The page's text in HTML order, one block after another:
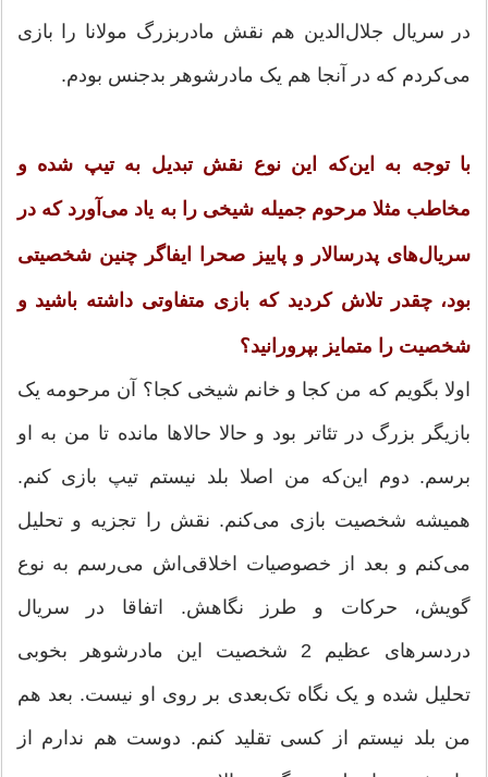
در سریال جلال‌الدین هم نقش مادربزرگ مولانا را بازی
می‌کردم که در آنجا هم یک مادرشوهر بدجنس بودم.
با توجه به این‌که این نوع نقش تبدیل به تیپ شده و
مخاطب مثلا مرحوم جمیله شیخی را به یاد می‌آورد که در
سریال‌های پدرسالار و پاییز صحرا ایفاگر چنین شخصیتی
بود، چقدر تلاش کردید که بازی متفاوتی داشته باشید و
شخصیت را متمایز بپرورانید؟
اولا بگویم که من کجا و خانم شیخی کجا؟ آن مرحومه یک
بازیگر بزرگ در تئاتر بود و حالا حالاها مانده تا من به او
برسم. دوم این‌که من اصلا بلد نیستم تیپ بازی کنم.
همیشه شخصیت بازی می‌کنم. نقش را تجزیه و تحلیل
می‌کنم و بعد از خصوصیات اخلاقی‌اش می‌رسم به نوع
گویش، حرکات و طرز نگاهش. اتفاقا در سریال
دردسرهای عظیم 2 شخصیت این مادرشوهر بخوبی
تحلیل شده و یک نگاه تک‌بعدی بر روی او نیست. بعد هم
من بلد نیستم از کسی تقلید کنم. دوست هم ندارم از